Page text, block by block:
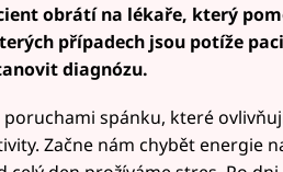
obrátí na lékaře, který
případech jsou potíže
diagnózu.
poruchami spánku, které
Začne nám chybět energie